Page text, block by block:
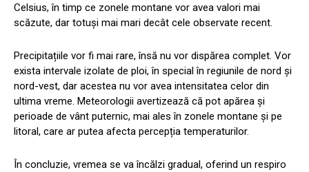
Celsius, în timp ce zonele montane vor avea valori mai
scăzute, dar totuși mai mari decât cele observate recent.
Precipitațiile vor fi mai rare, însă nu vor dispărea complet. Vor
exista intervale izolate de ploi, în special în regiunile de nord și
nord-vest, dar acestea nu vor avea intensitatea celor din
ultima vreme. Meteorologii avertizează că pot apărea și
perioade de vânt puternic, mai ales în zonele montane și pe
litoral, care ar putea afecta percepția temperaturilor.
În concluzie, vremea se va încălzi gradual, oferind un respiro